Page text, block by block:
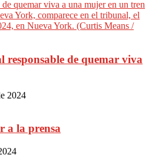
responsable de quemar viva
2024
a la prensa